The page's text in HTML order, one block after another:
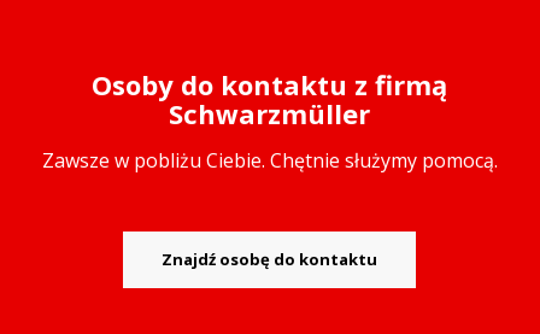
Osoby do kontaktu z firmą
Schwarzmüller
Zawsze w pobliżu Ciebie. Chętnie służymy pomocą.
Znajdź osobę do kontaktu